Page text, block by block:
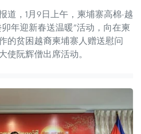
道，1月9日上午，柬埔寨高棉-越
年迎新春送温暖”活动，向在柬
的贫困越裔柬埔寨人赠送慰问
使阮辉僧出席活动。